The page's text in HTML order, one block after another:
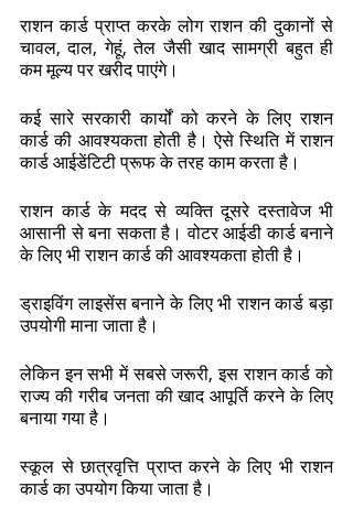
राशन कार्ड प्राप्त करके लोग राशन की दुकानों से
चावल, दाल, गेहूं, तेल जैसी खाद सामग्री बहुत ही
कम मूल्य पर खरीद पाएंगे।
कई सारे सरकारी कार्यों को करने के लिए राशन
कार्ड की आवश्यकता होती है। ऐसे स्थिति में राशन
कार्ड आईडेंटिटी प्रूफ के तरह काम करता है।
राशन कार्ड के मदद से व्यक्ति दूसरे दस्तावेज भी
आसानी से बना सकता है। वोटर आईडी कार्ड बनाने
के लिए भी राशन कार्ड की आवश्यकता होती है।
ड्राइविंग लाइसेंस बनाने के लिए भी राशन कार्ड बड़ा
उपयोगी माना जाता है।
लेकिन इन सभी में सबसे जरूरी, इस राशन कार्ड को
राज्य की गरीब जनता की खाद आपूर्ति करने के लिए
बनाया गया है।
स्कूल से छात्रवृत्ति प्राप्त करने के लिए भी राशन
कार्ड का उपयोग किया जाता है।